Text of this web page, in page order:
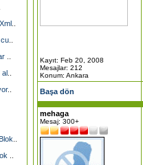
al
..
Kayıt: Feb 20, 2008
Mesajlar: 212
Konum: Ankara
Başa dön
mehaga
Mesaj: 300+